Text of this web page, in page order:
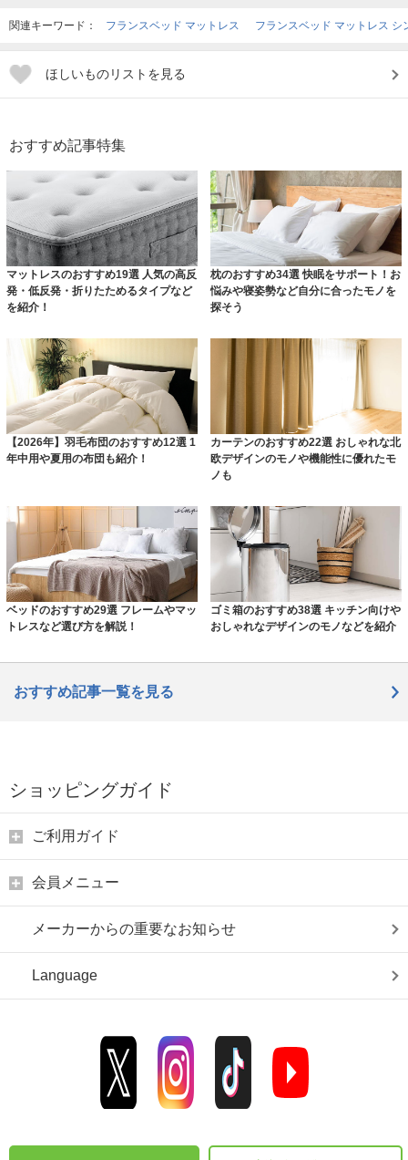
関連キーワード： フランスベッド マットレス フランスベッド マットレス シ
ほしいものリストを見る
おすすめ記事特集
マットレスのおすすめ19選 人気の高反
発・低反発・折りたためるタイプなど
を紹介！
枕のおすすめ34選 快眠をサポート！お
悩みや寝姿勢など自分に合ったモノを
探そう
【2026年】羽毛布団のおすすめ12選 1
年中用や夏用の布団も紹介！
カーテンのおすすめ22選 おしゃれな北
欧デザインのモノや機能性に優れたモ
ノも
ベッドのおすすめ29選 フレームやマッ
トレスなど選び方を解説！
ゴミ箱のおすすめ38選 キッチン向けや
おしゃれなデザインのモノなどを紹介
おすすめ記事一覧を見る
ショッピングガイド
ご利用ガイド
会員メニュー
メーカーからの重要なお知らせ
Language